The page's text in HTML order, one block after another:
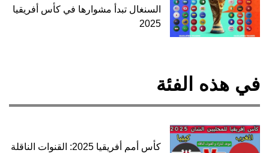
السنغال تبدأ مشوارها في كأس أفريقيا
2025
في هذه الفئة
كأس أمم أفريقيا 2025: القنوات الناقلة